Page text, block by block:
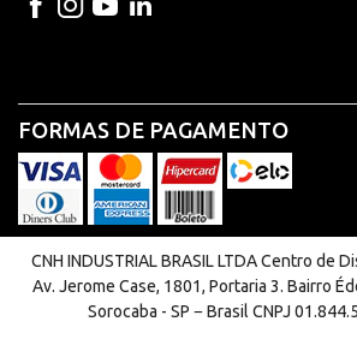
FORMAS DE PAGAMENTO
CNH INDUSTRIAL BRASIL LTDA Centro de
Av. Jerome Case, 1801, Portaria 3. Bairro
Sorocaba - SP − Brasil CNPJ